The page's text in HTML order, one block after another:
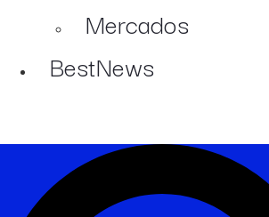
Mercados
BestNews